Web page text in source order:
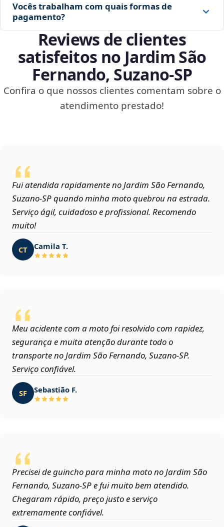
Vocês trabalham com quais formas de
pagamento?
Reviews de clientes
satisfeitos no Jardim São
Fernando, Suzano‑SP
Confira o que nossos clientes comentam sobre o
atendimento prestado!
Fui atendida rapidamente no Jardim São Fernando,
Suzano‑SP quando minha moto quebrou na estrada.
Serviço ágil, cuidadoso e profissional. Recomendo
muito!
CT Camila T.
Meu acidente com a moto foi resolvido com rapidez,
segurança e muita atenção durante todo o
transporte no Jardim São Fernando, Suzano‑SP.
Serviço confiável.
SF Sebastião F.
Precisei de guincho para minha moto no Jardim São
Fernando, Suzano‑SP e fui muito bem atendido.
Chegaram rápido, preço justo e serviço
extremamente confiável.